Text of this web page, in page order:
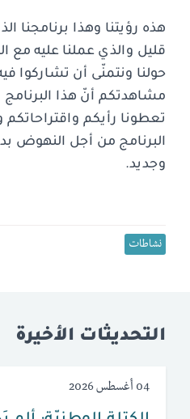
هذه رؤيتنا وهذا
قليل والذي عملنا عليه مع
حولنا ونتمنّى أن تشاركوا
مشاهدتكم أنّ هذا
تعطونا رأيكم واقتراحاتكم
البرنامج من أجل النهوض
وجديد.
نشاطات
التحديثات الأخيرة
04 أغسطس 2026